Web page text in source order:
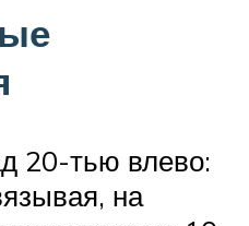
20-тью влево:
на